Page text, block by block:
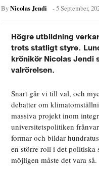
ByNicolas Jendi -5 September,
Högre utbildning
trots statligt styre.
krönikör Nicolas Jendi
valrörelsen.
Snart går vi till val, och
debatter om
massiva projekt inom
universitetspolitiken
formar och bildar
en större roll i det politiska
möjligen måste det vara så.